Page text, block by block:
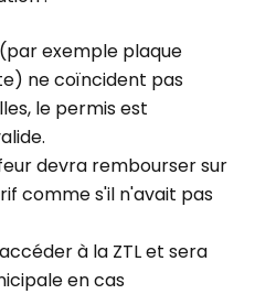
exemple plaque
ne coïncident pas
le permis est
devra rembourser sur
comme s'il n'avait pas
à la ZTL et sera
en cas